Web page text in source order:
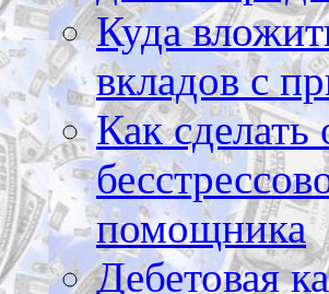
Куда
вкладов с
Как
помощника
Дебетовая